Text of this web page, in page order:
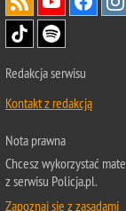
Redakcja serwisu
Kontakt z redakcją
Nota prawna
Chcesz wykorzystać
z serwisu Policja.pl.
Zapoznaj się z zasadami